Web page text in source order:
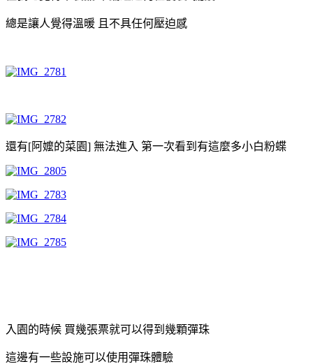
總是讓人覺得溫暖 且不具任何壓迫感
還有[阿嬤的菜園] 無法進入 第一次看到有這麼多小白粉蝶
入園的時候 買幾張票就可以得到幾顆彈珠
這邊有一些設施可以使用彈珠體驗